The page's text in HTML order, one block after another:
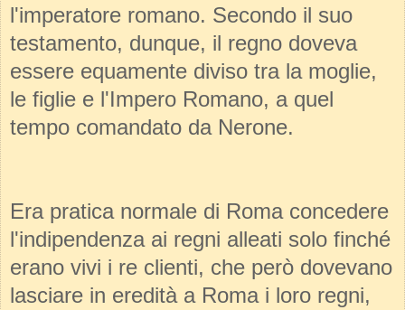
l'imperatore romano. Secondo il suo
testamento, dunque, il regno doveva
essere equamente diviso tra la moglie,
le figlie e l'Impero Romano, a quel
tempo comandato da Nerone.
Era pratica normale di Roma concedere
l'indipendenza ai regni alleati solo finché
erano vivi i re clienti, che però dovevano
lasciare in eredità a Roma i loro regni,